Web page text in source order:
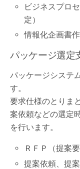
ビジネスプロ
定）
情報化企画書
パッケージ選定
パッケージシステ
す。
要求仕様のとりま
案依頼などの選定
を行います。
ＲＦＰ（提案
提案依頼、提